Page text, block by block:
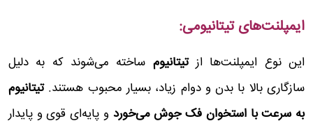
ایمپلنت‌های تیتانیومی:
این نوع ایمپلنت‌ها ازتیتانیوم ساخته می‌شوند که به دلیل
سازگاری بالا با بدن و دوام زیاد، بسیار محبوب هستند. تیتانیوم
به سرعت با استخوان فک جوش می‌خورد و پایه‌ای قوی و پایدار